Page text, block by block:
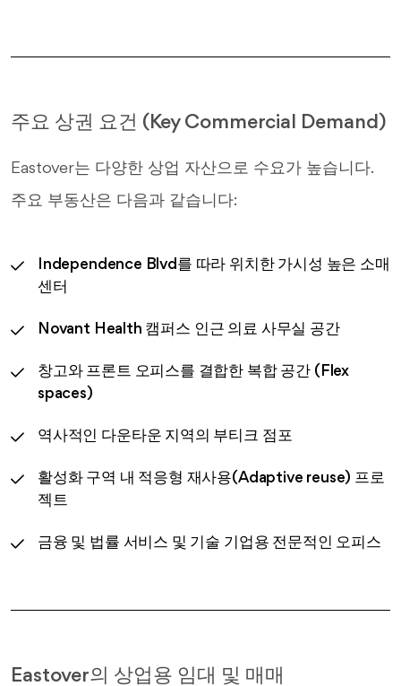
주요 상권 요건 (Key Commercial Demand)
Eastover는 다양한 상업 자산으로 수요가 높습니다.
주요 부동산은 다음과 같습니다:
Independence Blvd를 따라 위치한 가시성 높은 소매
센터
Novant Health 캠퍼스 인근 의료 사무실 공간
창고와 프론트 오피스를 결합한 복합 공간 (Flex
spaces)
역사적인 다운타운 지역의 부티크 점포
활성화 구역 내 적응형 재사용(Adaptive reuse) 프로
젝트
금융 및 법률 서비스 및 기술 기업용 전문적인 오피스
Eastover의 상업용 임대 및 매매